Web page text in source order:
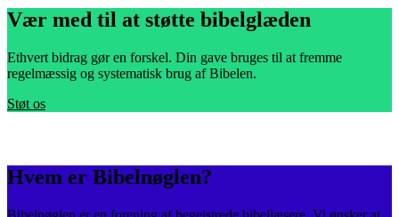
Vær med til at støtte bibelglæden
Ethvert bidrag gør en forskel. Din gave bruges til at fremme
regelmæssig og systematisk brug af Bibelen.
Støt os
Hvem er Bibelnøglen?